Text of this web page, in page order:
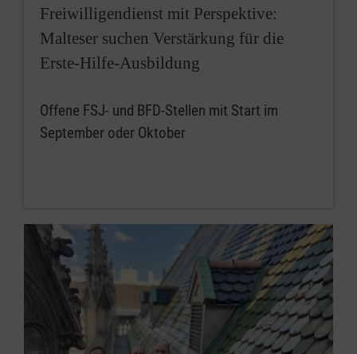
Freiwilligendienst mit Perspektive:
Malteser suchen Verstärkung für die
Erste-Hilfe-Ausbildung
Offene FSJ- und BFD-Stellen mit Start im
September oder Oktober